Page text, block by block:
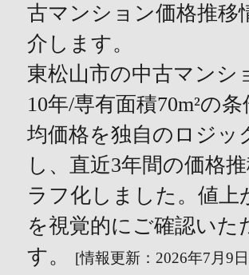
古マンション価格推移
介します。
東松山市の中古マンシ
10年/専有面積70m²の
均価格を独自のロジッ
し、直近3年間の価格
ラフ化しました。値上
を視覚的にご確認いた
す。
[情報更新：2026年7月9